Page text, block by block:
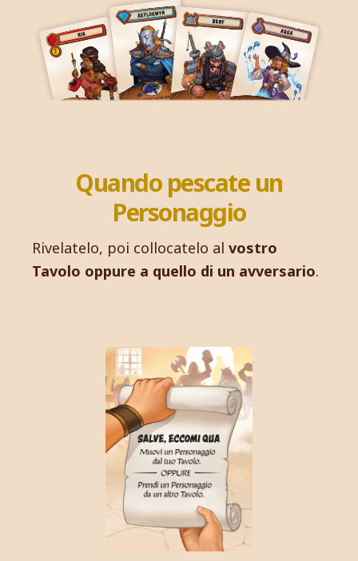
Quando pescate un
Personaggio
Rivelatelo, poi collocatelo al vostro
Tavolo oppure a quello di un avversario.